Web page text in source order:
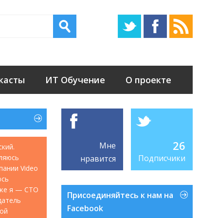
ИТ Обучение О проекте
Video
я — CTO
Мне
нравится
26
Подписчики
Присоединяйтесь к нам на
Facebook